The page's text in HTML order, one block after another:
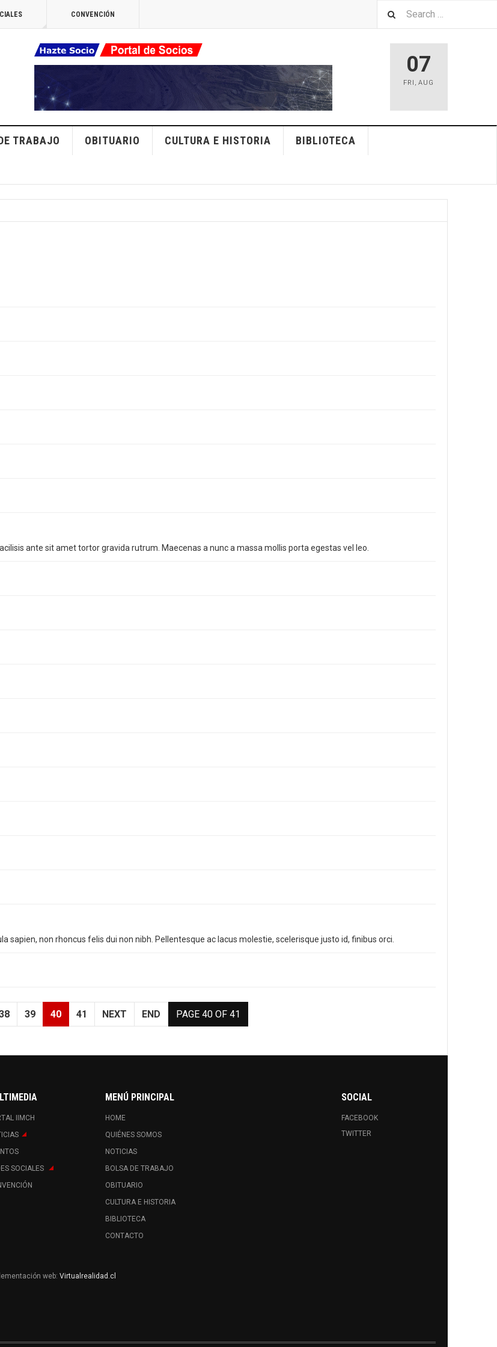
CONVENCIÓN
07
FRI ,AUG
TRABAJO OBITUARIO CULTURA E HISTORIA BIBLIOTECA
ante sit amet tortor gravida rutrum. Maecenas a nunc a massa mollis porta egestas vel leo.
sapien, non rhoncus felis dui non nibh. Pellentesque ac lacus molestie, scelerisque justo id, finibus orci.
PAGE 40 OF 41
39 40 41 NEXT END
IIMCH
SOCIALES
MENÚ PRINCIPAL
HOME
QUIÉNES SOMOS
NOTICIAS
BOLSA DE TRABAJO
OBITUARIO
CULTURA E HISTORIA
BIBLIOTECA
CONTACTO
SOCIAL
FACEBOOK
TWITTER
web:Virtualrealidad.cl